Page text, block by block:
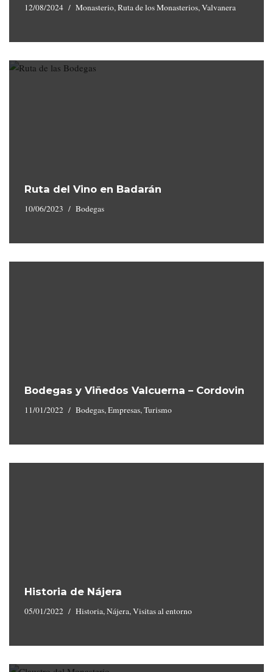
12/08/2024 Monasterio,Ruta de los Monasterios,Valvanera
Ruta del Vino en Badarán
10/06/2023 Bodegas
Bodegas y Viñedos Valcuerna – Cordovin
11/01/2022 Bodegas,Empresas,Turismo
Historia de Nájera
05/01/2022 Historia,Nájera,Visitas al entorno